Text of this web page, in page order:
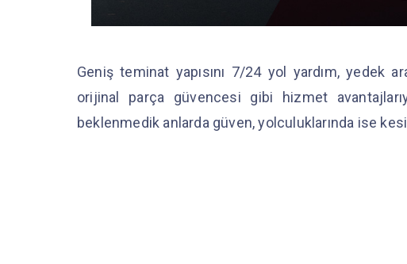
Geniş teminat yapısını 7/24 yol yardım, yedek
orijinal parça güvencesi gibi hizmet
beklenmedik anlarda güven, yolculuklarında ise